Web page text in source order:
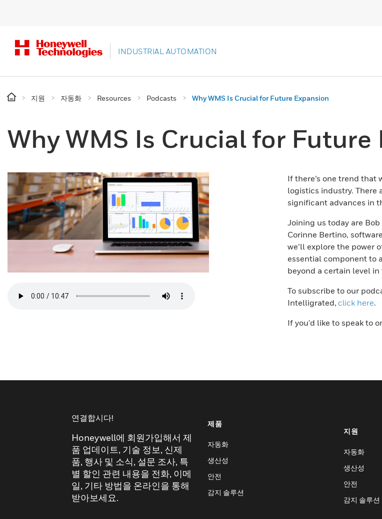
INDUSTRIAL AUTOMATION
지원 자동화 Resources Podcasts Why WMS Is Crucial for Future Expansion
Why WMS Is Crucial for Future
If there’s one trend that
logistics industry. There
significant advances in
Joining us today are
Corinne Bertino,
we’ll explore the power
essential component to
beyond a certain level
To subscribe to our
Intelligrated, click here.
If you'd like to speak to
연결합시다!
Honeywell에 회원가입해서 제
품 업데이트, 기술 정보, 신제
품, 행사 및 소식, 설문 조사, 특
별 할인 관련 내용을 전화, 이메
일, 기타 방법을 온라인을 통해
받아보세요.
제품
자동화
생산성
안전
감지 솔루션
지원
자동화
생산성
안전
감지 솔루션